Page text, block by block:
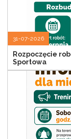
31-07-2026
Rozpoczęcie
Sportowa